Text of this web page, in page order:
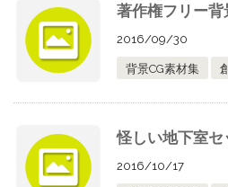
著作権フリー背
2016/09/30
背景CG素材集
怪しい地下室セ
2016/10/17